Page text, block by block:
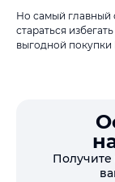
Но самый главный
стараться
выгодной
Получите